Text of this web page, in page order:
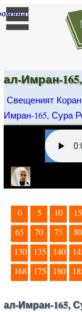
]
ал-Имран-
Свещеният Коран
Имран-165, Сура
0 5 10 15
65
70 75 80
130
135 140
168
175 180
ал-Имран-165,